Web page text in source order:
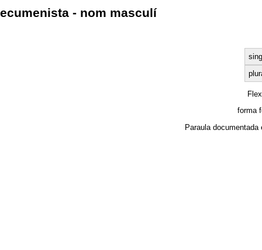
ecumenista - nom masculí
forma
Paraula